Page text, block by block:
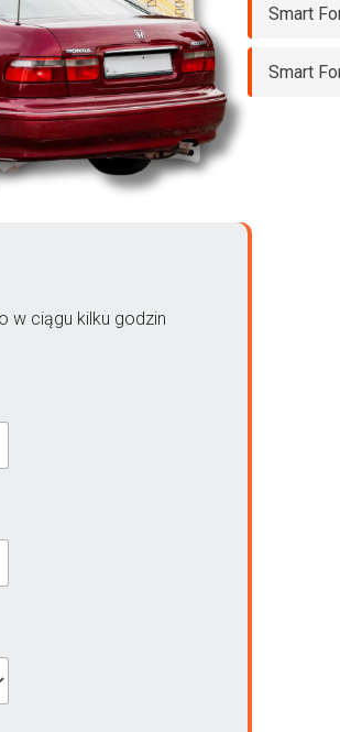
w ciągu kilku godzin
Smart
Smart